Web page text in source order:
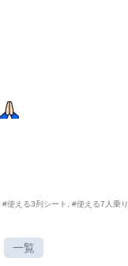
#使える3列シート #使える7人乗り
一覧